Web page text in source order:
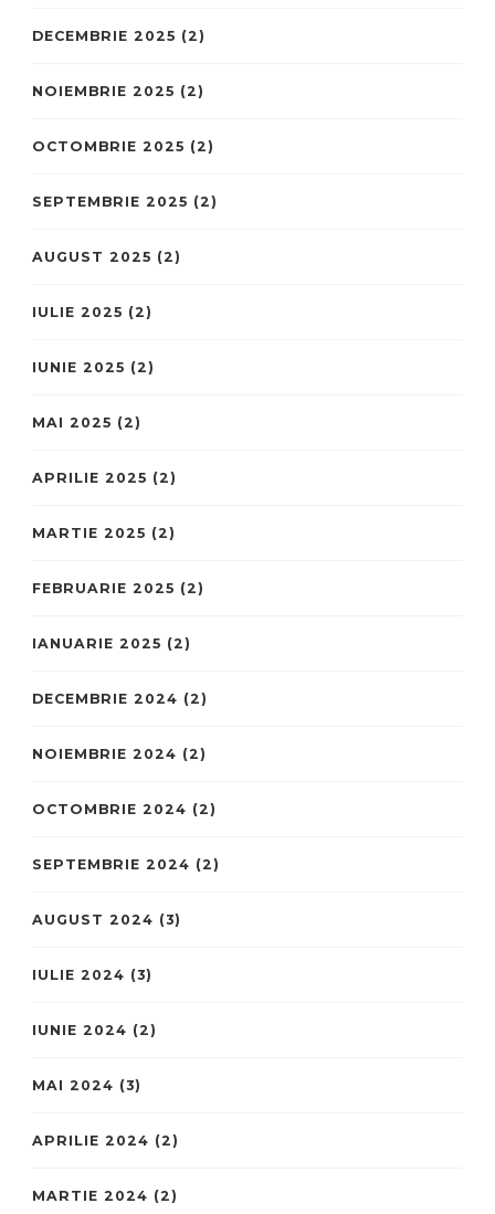
DECEMBRIE 2025 (2)
NOIEMBRIE 2025 (2)
OCTOMBRIE 2025 (2)
SEPTEMBRIE 2025 (2)
AUGUST 2025 (2)
IULIE 2025 (2)
IUNIE 2025 (2)
MAI 2025 (2)
APRILIE 2025 (2)
MARTIE 2025 (2)
FEBRUARIE 2025 (2)
IANUARIE 2025 (2)
DECEMBRIE 2024 (2)
NOIEMBRIE 2024 (2)
OCTOMBRIE 2024 (2)
SEPTEMBRIE 2024 (2)
AUGUST 2024 (3)
IULIE 2024 (3)
IUNIE 2024 (2)
MAI 2024 (3)
APRILIE 2024 (2)
MARTIE 2024 (2)